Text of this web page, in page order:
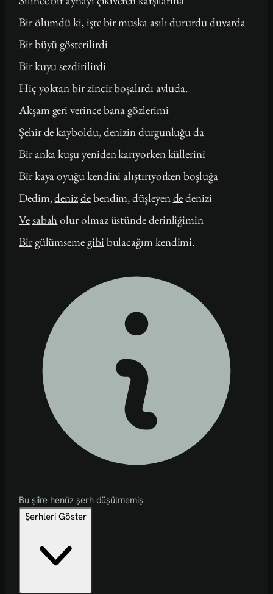
Birölümdüki,iştebirmuskaasılı dururdu duvarda
Birbüyügösterilirdi
Birkuyusezdirilirdi
Hiç yoktanbirzincirboşalırdı avluda.
Akşamgeri verince bana gözlerimi
Şehirdekayboldu, denizin durgunluğu da
Birankakuşu yeniden karıyorken küllerini
Birkayaoyuğu kendini alıştırıyorken boşluğa
Dedim,denizdebendim, düşleyendedenizi
Vesabaholur olmaz üstünde derinliğimin
Birgülümsemegibi bulacağım kendimi.
Bu şiire henüz şerh düşülmemiş
Şerhleri Göster